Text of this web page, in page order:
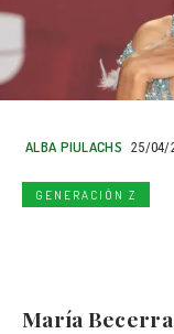
ALBA PIULACHS 25/04/
GENERACIÓN Z
María Becerra